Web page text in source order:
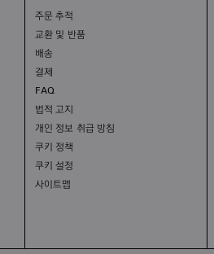
주문 추적
교환 및 반품
배송
결제
FAQ
법적 고지
개인 정보 취급 방침
쿠키 정책
쿠키 설정
사이트맵